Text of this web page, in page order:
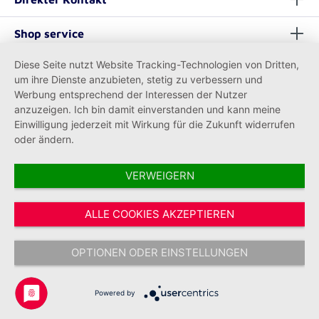
Shop service
Informationen
Vertrag widerrufen
* Alle Preise inkl. gesetzl. Mehrwertsteuer zzgl.Versandkostenund ggf.
Nachnahmegebühren, wenn nicht anders angegeben.
Copyright © 2026 Johanniter-Unfall-Hilfe e.V. - Alle Rechte
vorbehalten.
Diese Seite nutzt Website Tracking-Technologien von Dritten,
um ihre Dienste anzubieten, stetig zu verbessern und
Werbung entsprechend der Interessen der Nutzer
anzuzeigen. Ich bin damit einverstanden und kann meine
Einwilligung jederzeit mit Wirkung für die Zukunft widerrufen
oder ändern.
VERWEIGERN
ALLE COOKIES AKZEPTIEREN
OPTIONEN ODER EINSTELLUNGEN
Powered by